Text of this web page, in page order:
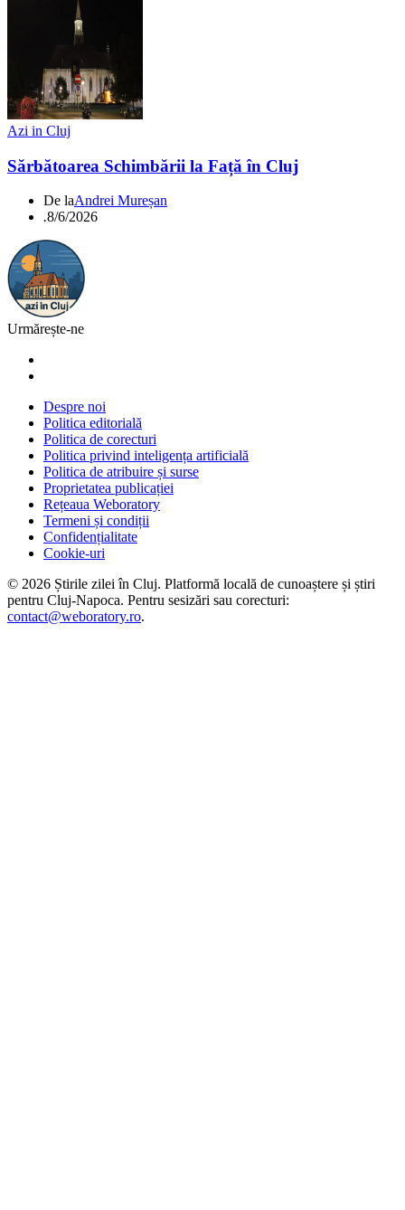
Azi in Cluj
Sărbătoarea Schimbării la Față în Cluj
De laAndrei Mureșan
.8/6/2026
Urmărește-ne
Despre noi
Politica editorială
Politica de corecturi
Politica privind inteligența artificială
Politica de atribuire și surse
Proprietatea publicației
Rețeaua Weboratory
Termeni și condiții
Confidențialitate
Cookie-uri
© 2026 Știrile zilei în Cluj. Platformă locală de cunoaștere și știri
pentru Cluj-Napoca. Pentru sesizări sau corecturi:
contact@weboratory.ro.